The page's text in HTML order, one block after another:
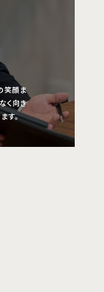
笑顔ま
く向き
す。